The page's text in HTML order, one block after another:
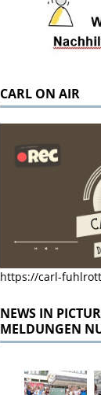
CARL ON AIR
https://carl-
NEWS IN
MELDUNGEN